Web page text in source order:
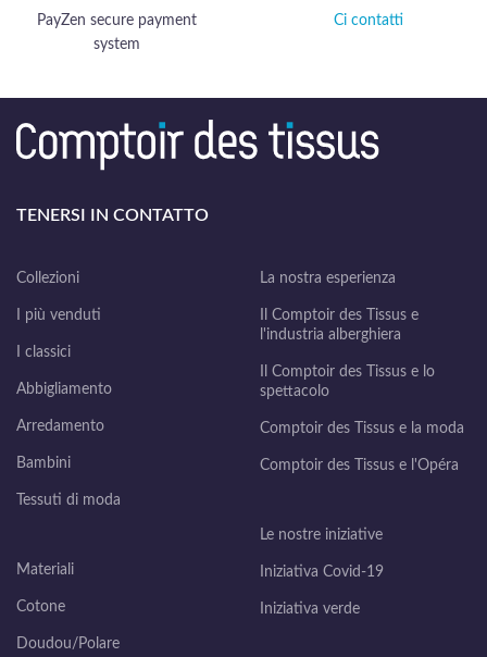
PayZen secure payment
system
Ci contatti
TENERSI IN CONTATTO
Collezioni
I più venduti
I classici
Abbigliamento
Arredamento
Bambini
Tessuti di moda
Materiali
Cotone
Doudou/Polare
La nostra esperienza
Il Comptoir des Tissus e
l'industria alberghiera
Il Comptoir des Tissus e lo
spettacolo
Comptoir des Tissus e la moda
Comptoir des Tissus e l'Opéra
Le nostre iniziative
Iniziativa Covid-19
Iniziativa verde